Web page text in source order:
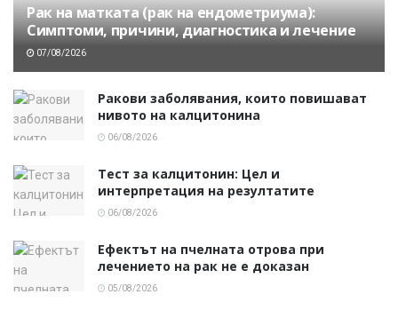
Рак на матката (рак на ендометриума):
Симптоми, причини, диагностика и лечение
07/08/2026
Ракови заболявания, които повишават
нивото на калцитонина
06/08/2026
Тест за калцитонин: Цел и
интерпретация на резултатите
06/08/2026
Ефектът на пчелната отрова при
лечението на рак не е доказан
05/08/2026